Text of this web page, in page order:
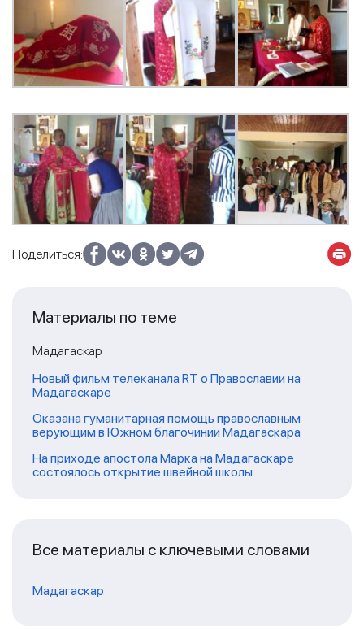
Поделиться:
Материалы по теме
Мадагаскар
Новый фильм телеканала RT о Православии на
Мадагаскаре
Оказана гуманитарная помощь православным
верующим в Южном благочинии Мадагаскара
На приходе апостола Марка на Мадагаскаре
состоялось открытие швейной школы
Все материалы с ключевыми словами
Мадагаскар